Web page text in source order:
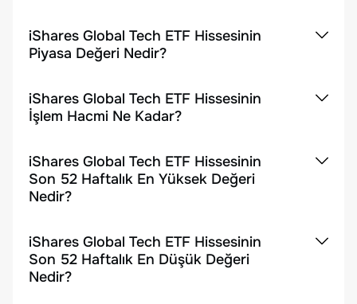
iShares Global Tech ETF Hissesinin
Piyasa Değeri Nedir?
iShares Global Tech ETF Hissesinin
İşlem Hacmi Ne Kadar?
iShares Global Tech ETF Hissesinin
Son 52 Haftalık En Yüksek Değeri
Nedir?
iShares Global Tech ETF Hissesinin
Son 52 Haftalık En Düşük Değeri
Nedir?